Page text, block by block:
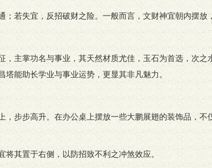
；若失宜，反招破财之险。一般而言，文财神宜朝内摆放
，主掌功名与事业，其天然材质尤佳，玉石为首选，次之
塔能助长学业与事业运势，更显其非凡魅力。
，步步高升。在办公桌上摆放一些大鹏展翅的装饰品，不
将其置于右侧，以防招致不利之冲煞效应。